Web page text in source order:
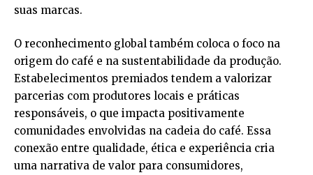
suas marcas.
O reconhecimento global também coloca o foco na
origem do café e na sustentabilidade da produção.
Estabelecimentos premiados tendem a valorizar
parcerias com produtores locais e práticas
responsáveis, o que impacta positivamente
comunidades envolvidas na cadeia do café. Essa
conexão entre qualidade, ética e experiência cria
uma narrativa de valor para consumidores,